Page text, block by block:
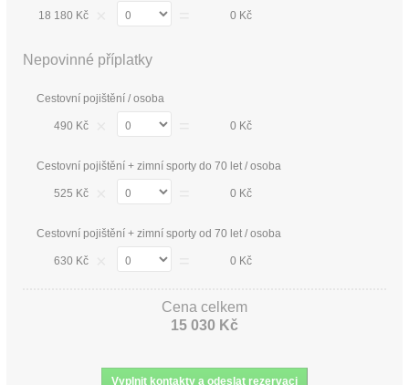
18 180 Kč 0 Kč
Nepovinné příplatky
Cestovní pojištění / osoba
490 Kč 0 Kč
Cestovní pojištění + zimní sporty do 70 let / osoba
525 Kč 0 Kč
Cestovní pojištění + zimní sporty od 70 let / osoba
630 Kč 0 Kč
Cena celkem
15 030 Kč